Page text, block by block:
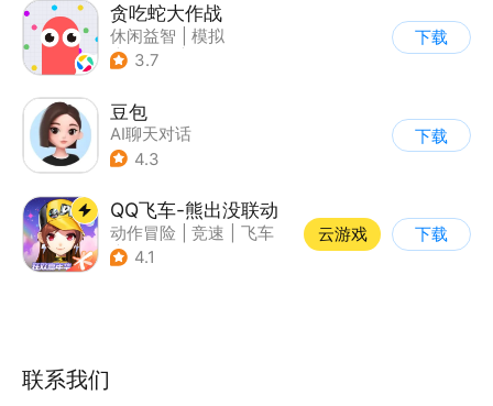
贪吃蛇大作战
休闲益智
模拟
| 贪吃蛇
3.7
下载
豆包
AI聊天对话
4.3
下载
QQ飞车-熊出没联动
动作冒险 竞速
飞车
| 漂移
4.1
云游戏 下载
联系我们